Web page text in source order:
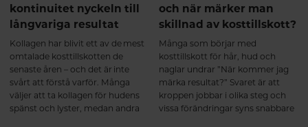
Kombinationen av flera
kollagenkällor ger dessutom en
bred aminosyraprofil som passar
kroppens olika
bindvävsstrukturer. Många
multikollagen är dessutom
berikade med vitamin C, som
bidrar till normal kollagenbildning
kontinuitet nyckeln till
långvariga resultat
Kollagen har blivit ett av de mest
omtalade kosttillskotten de
senaste åren – och det är inte
svårt att förstå varför. Många
väljer att ta kollagen för hudens
spänst och lyster, medan andra
och när märker man
skillnad av kosttillskott?
Många som börjar med
kosttillskott för hår, hud och
naglar undrar ”När kommer jag
märka resultat?” Svaret är att
kroppen jobbar i olika steg och
vissa förändringar syns snabbare